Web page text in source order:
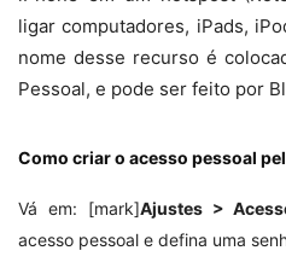
ligar computadores, iPads,
nome desse recurso é
Pessoal, e pode ser feito por
Como criar o acesso pessoal
Vá em: [mark]Ajustes >
acesso pessoal e defina uma